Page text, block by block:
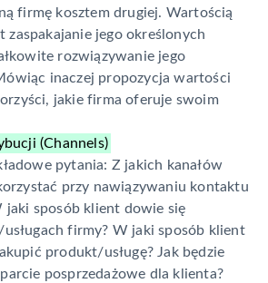
firmę kosztem drugiej. Wartością
zaspakajanie jego określonych
rozwiązywanie jego
inaczej propozycja wartości
jakie firma oferuje swoim
(Channels)
pytania: Z jakich kanałów
przy nawiązywaniu kontaktu
jaki sposób klient dowie się
firmy? W jaki sposób klient
produkt/usługę? Jak będzie
posprzedażowe dla klienta?